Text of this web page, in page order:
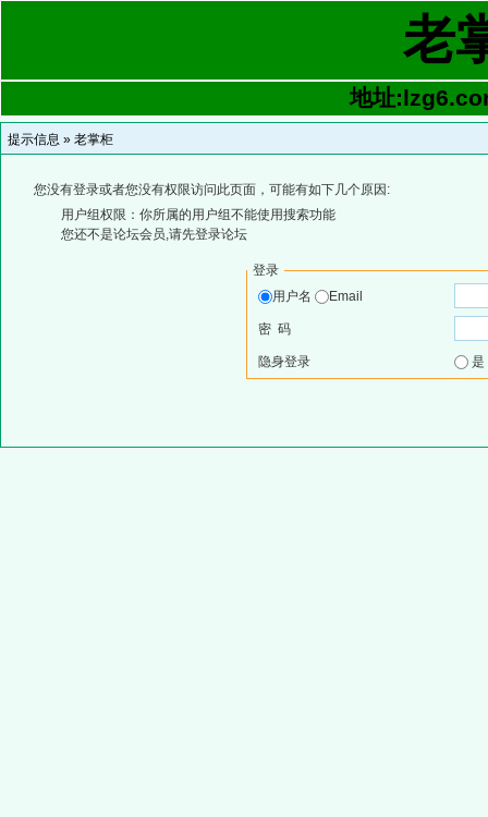
老
地址
提示信息 » 老掌柜
您没有登录或者您没有权限访问此页面，可能有如下几个原因:
用户组权限：你所属的用户组不能使用搜索功能
您还不是论坛会员,请先登录论坛
登录
用户名
Email
密 码
隐身登录